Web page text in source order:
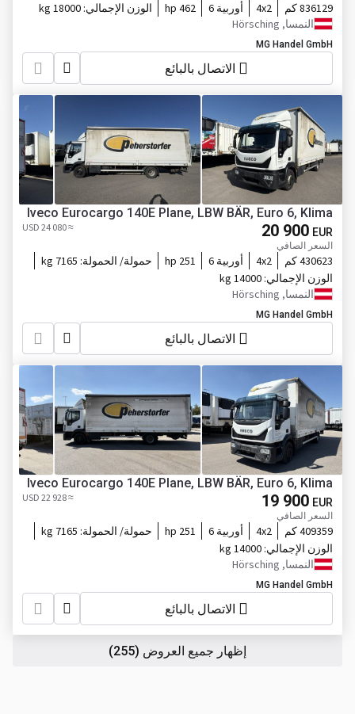
836129 كم 4x2 أوربية 6 462 hp الوزن الإجمالي: 18000 kg
النمسا, Hörsching
MG Handel GmbH
الاتصال بالبائع
Iveco Eurocargo 140E Plane, LBW BÄR, Euro 6, Klima
20 900 EUR
السعر الصافي
≈ 24 080 USD
430623 كم 4x2 أوربية 6 251 hp حمولة/ الحمولة: 7165 kg
الوزن الإجمالي: 14000 kg
النمسا, Hörsching
MG Handel GmbH
الاتصال بالبائع
Iveco Eurocargo 140E Plane, LBW BÄR, Euro 6, Klima
19 900 EUR
السعر الصافي
≈ 22 928 USD
409359 كم 4x2 أوربية 6 251 hp حمولة/ الحمولة: 7165 kg
الوزن الإجمالي: 14000 kg
النمسا, Hörsching
MG Handel GmbH
الاتصال بالبائع
إظهار جميع العروض (255)